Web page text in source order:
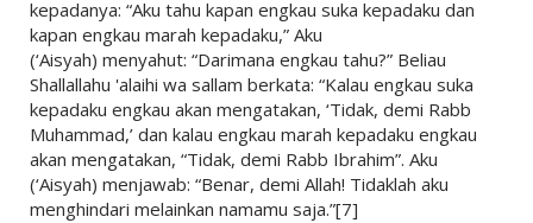
kepadanya: “Aku tahu kapan engkau suka kepadaku dan
kapan engkau marah kepadaku,” Aku
(‘Aisyah) menyahut: “Darimana engkau tahu?” Beliau
Shallallahu 'alaihi wa sallam berkata: “Kalau engkau suka
kepadaku engkau akan mengatakan, ‘Tidak, demi Rabb
Muhammad,’ dan kalau engkau marah kepadaku engkau
akan mengatakan, “Tidak, demi Rabb Ibrahim”. Aku
(‘Aisyah) menjawab: “Benar, demi Allah! Tidaklah aku
menghindari melainkan namamu saja.”[7]